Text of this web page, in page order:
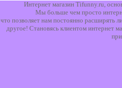
Интернет магазин Tifunny.ru,
Мы больше чем просто
что позволяет нам постоянно расширять
другое! Становясь клиентом интернет